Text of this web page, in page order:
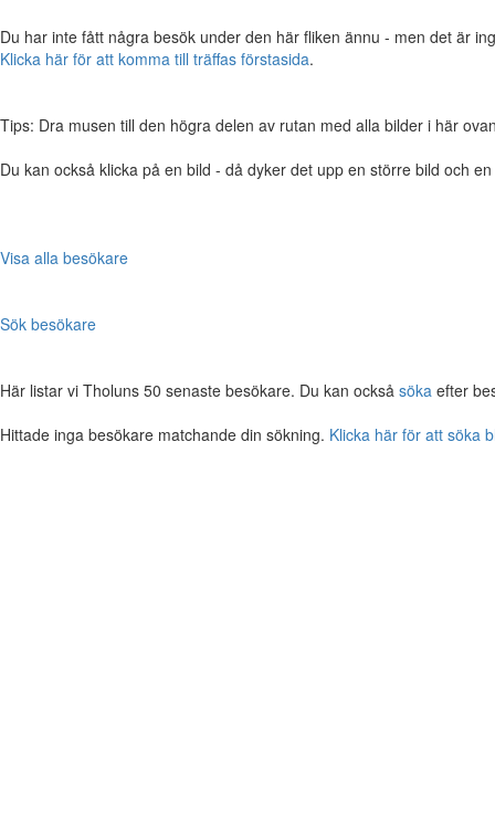
Du har inte fått några besök under den här fliken ännu - men det är
Klicka här för att komma till träffas förstasida.
Tips: Dra musen till den högra delen av rutan med alla bilder i här
Du kan också klicka på en bild - då dyker det upp en större bild och
Visa alla besökare
Sök besökare
Här listar vi Tholuns 50 senaste besökare. Du kan också söka efter
Hittade inga besökare matchande din sökning. Klicka här för att söka